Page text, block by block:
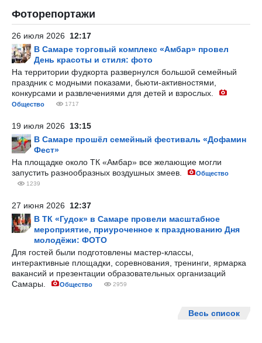
Фоторепортажи
26 июля 2026 12:17
В Самаре торговый комплекс «Амбар» провел
День красоты и стиля: фото
На территории фудкорта развернулся большой семейный
праздник с модными показами, бьюти-активностями,
конкурсами и развлечениями для детей и взрослых.
Общество 1717
19 июля 2026 13:15
В Самаре прошёл семейный фестиваль «Дофамин
Фест»
На площадке около ТК «Амбар» все желающие могли
запустить разнообразных воздушных змеев.
Общество
1239
27 июня 2026 12:37
В ТК «Гудок» в Самаре провели масштабное
мероприятие, приуроченное к празднованию Дня
молодёжи: ФОТО
Для гостей были подготовлены мастер-классы,
интерактивные площадки, соревнования, тренинги, ярмарка
вакансий и презентации образовательных организаций
Самары.
Общество 2959
Весь список